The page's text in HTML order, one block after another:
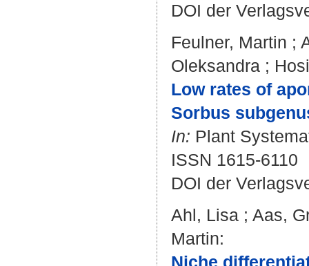
DOI der
Feulner, Martin ;
Oleksandra ;
Low rates of
Sorbus
In: Plant
ISSN 1615-6110
DOI der
Ahl, Lisa ; Aas,
Martin:
Niche